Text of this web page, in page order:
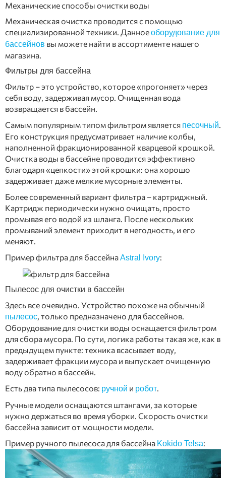
Механические способы очистки воды
Механическая очистка проводится с помощью
специализированной техники. Данноеоборудование для
бассейнов вы можете найти в ассортименте нашего
магазина.
Фильтры для бассейна
Фильтр – это устройство, которое «прогоняет» через
себя воду, задерживая мусор. Очищенная вода
возвращается в бассейн.
Самым популярным типом фильтром является песочный.
Его конструкция предусматривает наличие колбы,
наполненной фракционированной кварцевой крошкой.
Очистка воды в бассейне проводится эффективно
благодаря «цепкости» этой крошки: она хорошо
задерживает даже мелкие мусорные элементы.
Более современный вариант фильтра – картриджный.
Картридж периодически нужно очищать, просто
промывая его водой из шланга. После нескольких
промываний элемент приходит в негодность, и его
меняют.
Пример фильтра для бассейнаAstral Ivory:
Пылесос для очистки в бассейн
Здесь все очевидно. Устройство похоже на обычный
пылесос, только предназначено для бассейнов.
Оборудование для очистки воды оснащается фильтром
для сбора мусора. По сути, логика работы такая же, как в
предыдущем пункте: техника всасывает воду,
задерживает фракции мусора и выпускает очищенную
воду обратно в бассейн.
Есть два типа пылесосов: ручной и робот.
Ручные модели оснащаются штангами, за которые
нужно держаться во время уборки. Скорость очистки
бассейна зависит от мощности модели.
Пример ручного пылесоса для бассейна Kokido Telsa: